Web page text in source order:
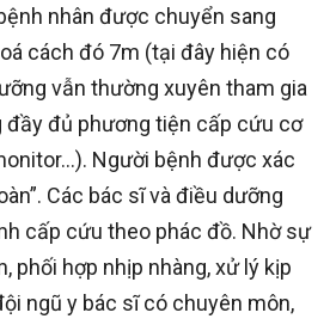
nhân được chuyển sang
cách đó 7m (tại đây hiện có
vẫn thường xuyên tham gia
đủ phương tiện cấp cứu cơ
Người bệnh được xác
Các bác sĩ và điều dưỡng
cấp cứu theo phác đồ. Nhờ sự
phối hợp nhịp nhàng, xử lý kịp
ngũ y bác sĩ có chuyên môn,